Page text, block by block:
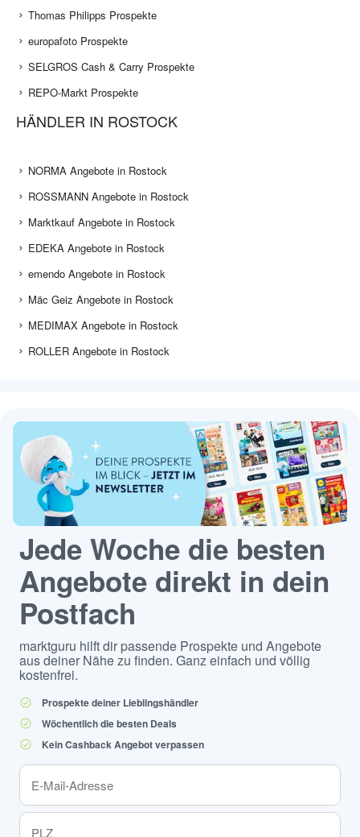
Thomas Philipps Prospekte
europafoto Prospekte
SELGROS Cash & Carry Prospekte
REPO-Markt Prospekte
HÄNDLER IN ROSTOCK
NORMA Angebote in Rostock
ROSSMANN Angebote in Rostock
Marktkauf Angebote in Rostock
EDEKA Angebote in Rostock
emendo Angebote in Rostock
Mäc Geiz Angebote in Rostock
MEDIMAX Angebote in Rostock
ROLLER Angebote in Rostock
Jede Woche die besten
Angebote direkt in dein
Postfach
marktguru hilft dir passende Prospekte und Angebote
aus deiner Nähe zu finden. Ganz einfach und völlig
kostenfrei.
Prospekte deiner Lieblingshändler
Wöchentlich die besten Deals
Kein Cashback Angebot verpassen